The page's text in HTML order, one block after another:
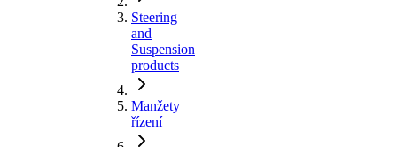
Steering
and
Suspension
products
Manžety
řízení